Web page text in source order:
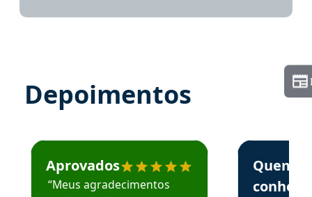
Depoimentos
Estudante José recomenda o Aprova Concursos em
Aprovados
“Meus agradecimentos
Estudante
Quem